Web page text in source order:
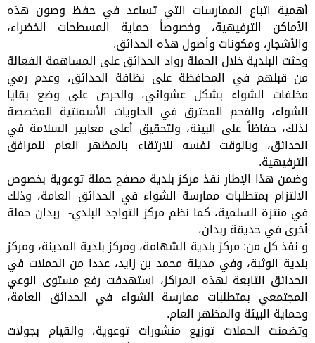
أهمية اتباع الممارسات التي تساعد في حفظ وصون هذه
الأماكن الترفيهية، وخصوصاً حماية المسطحات الخضراء،
والأشجار، ومكونات وأصول هذه الحدائق.
وحثت البلدية خلال الحملة رواد الحدائق على المساهمة الفعالة
من قبلهم في المحافظة على نظافة الحدائق، وعدم رمي
مخلفات الشواء بشكل عشوائي، والحرص على وضع بقايا
الشواء، والفحم المحترق في الحاويات الأسمنتية المخصصة
لذلك، حفاظاً على البيئة، ولتحقيق أعلى معايير السلامة في
الحدائق، وبالوقت نفسه للارتقاء بالمظهر العام للمرافق
الترفيهية.
وضمن هذا الإطار نفذ مركز بلدية مصفح حملة توعوية بخصوص
الالتزام بمتطلبات ممارسة الشواء في الحدائق العامة، وذلك
في منتزة السلمية، كما نظم مركز التواجد البلدي- ربدان حملة
أخرى في حديقة ربدان،
و نفذ كل من: مركز بلدية الشهامة، ومركز بلدية المدينة، ومركز
بلدية الوثبة، وفي مدينة محمد بن زايد، عددا من الحملات في
الحدائق التابعة لهذه المراكز، استهدفت رفع مستوى الوعي
المجتمعي بمتطلبات ممارسة الشواء في الحدائق العامة،
وحماية البيئة والمظهر العام.
وتضمنت الحملات توزيع منشورات توعوية، والقيام بجولات